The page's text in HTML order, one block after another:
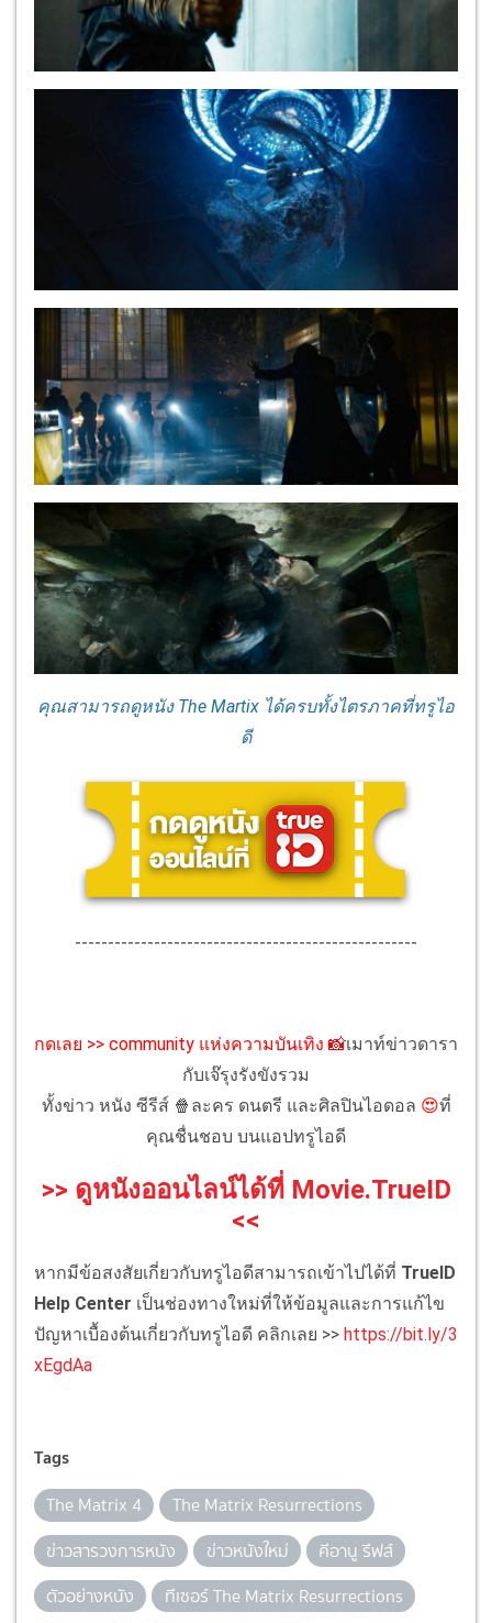
คุณสามารถดูหนัง The Martix ได้ครบทั้งไตรภาคที่ทรูไอ
ดี
----------------------------------------------------
กดเลย >> community แห่งความบันเทิง 📸เมาท์ข่าวดารา
กับเจ๊รุงรังขังรวม
ทั้งข่าว หนัง ซีรีส์ 🍿ละคร ดนตรี และศิลปินไอดอล 😍ที่
คุณชื่นชอบ บนแอปทรูไอดี
>> ดูหนังออนไลน์ได้ที่ Movie.TrueID
<<
หากมีข้อสงสัยเกี่ยวกับทรูไอดีสามารถเข้าไปได้ที่ TrueID
Help Center เป็นช่องทางใหม่ที่ให้ข้อมูลและการแก้ไข
ปัญหาเบื้องต้นเกี่ยวกับทรูไอดี คลิกเลย >> https://bit.ly/3
xEgdAa
Tags
The Matrix 4
The Matrix Resurrections
ข่าวสารวงการหนัง
ข่าวหนังใหม่
คีอานู รีฟส์
ตัวอย่างหนัง
ทีเซอร์ The Matrix Resurrections